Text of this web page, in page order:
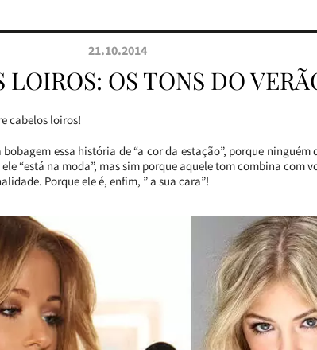
21.10.2014
LOIROS: OS TONS DO
cabelos loiros!
essa história de “a cor da estação”, porque ninguém
“está na moda”, mas sim porque aquele tom combina com
Porque ele é, enfim, ” a sua cara”!